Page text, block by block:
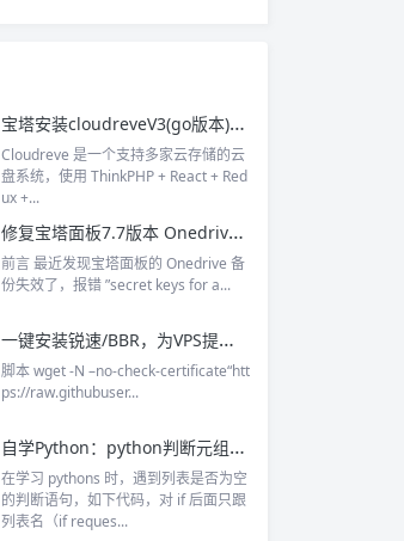
宝塔安装cloudreveV3(go版本)云盘开源程序搭建私人网盘
Cloudreve 是一个支持多家云存储的云
盘系统，使用 ThinkPHP + React + Red
ux +...
修复宝塔面板7.7版本 Onedrive 1.6 备份插件失效
前言 最近发现宝塔面板的 Onedrive 备
份失效了，报错 ”secret keys for a...
一键安装锐速/BBR，为VPS提速 一键脚本 暴力BBR
脚本 wget -N –no-check-certificate“htt
ps://raw.githubuser...
自学Python：python判断元组、列表、字典是否为空的if语句
在学习 pythons 时，遇到列表是否为空
的判断语句，如下代码，对 if 后面只跟
列表名（if reques...